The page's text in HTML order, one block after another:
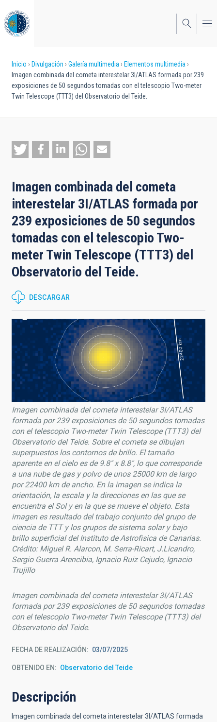
al
contenido
principal
Sobrescribir
enlaces
de
la
Inicio Divulgación Galería multimedia
Elementos multimedia
Imagen combinada del cometa interestelar 3I/ATLAS formada por 239
exposiciones de 50 segundos tomadas con el telescopio Two-meter
Twin Telescope (TTT3) del Observatorio del Teide.
Imagen combinada del cometa
interestelar 3I/ATLAS formada por
239 exposiciones de 50 segundos
tomadas con el telescopio Two-
meter Twin Telescope (TTT3) del
Observatorio del Teide.
DESCARGAR
Imagen combinada del cometa interestelar 3I/ATLAS
formada por 239 exposiciones de 50 segundos tomadas
con el telescopio Two-meter Twin Telescope (TTT3) del
Observatorio del Teide. Sobre el cometa se dibujan
superpuestos los contornos de brillo. El tamaño
aparente en el cielo es de 9.8" x 8.8", lo que corresponde
a una nube de gas y polvo de unos 25000 km de largo
por 22400 km de ancho. En la imagen se indica la
orientación, la escala y la direcciones en las que se
encuentra el Sol y en la que se mueve el objeto. Esta
imagen es resultado del trabajo conjunto del grupo de
ciencia de TTT y los grupos de sistema solar y bajo
brillo superficial del Instituto de Astrofisica de Canarias.
Crédito: Miguel R. Alarcon, M. Serra-Ricart, J.Licandro,
Sergio Guerra Arencibia, Ignacio Ruiz Cejudo, Ignacio
Trujillo
Imagen combinada del cometa interestelar 3I/ATLAS
formada por 239 exposiciones de 50 segundos tomadas
con el telescopio Two-meter Twin Telescope (TTT3) del
Observatorio del Teide.
FECHA DE REALIZACIÓN 03/07/2025
OBTENIDO EN Observatorio del Teide
Descripción
Imagen combinada del cometa interestelar 3I/ATLAS formada